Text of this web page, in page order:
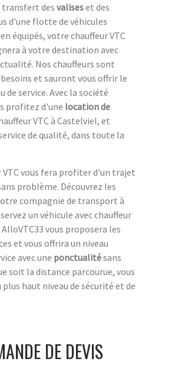
des valiseset des
d'une flotte de véhicules
équipés, votre chauffeur VTC
à votre destination avec
Nos chauffeurs sont
et sauront vous offrir le
de service. Avec la société
profitez d'une location de
VTC à Castelviel, et
de qualité, dans toute la
VTC vous fera profiter d'un trajet
problème. Découvrez les
compagnie de transport à
un véhicule avec chauffeur
AlloVTC33 vous proposera les
et vous offrira un niveau
avec une ponctualitésans
soit la distance parcourue, vous
haut niveau de sécurité et de
DE DEVIS